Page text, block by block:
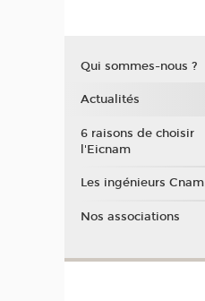
Qui sommes-nous ?
Actualités
6 raisons de choisir
l'Eicnam
Les ingénieurs Cnam
Nos associations